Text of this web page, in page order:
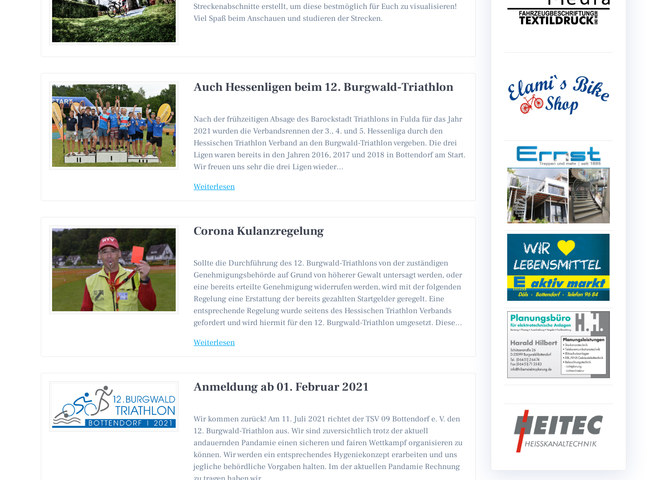
Streckenabschnitte erstellt, um diese bestmöglich für Euch zu visualisieren!
Viel Spaß beim Anschauen und studieren der Strecken.
Auch Hessenligen beim 12. Burgwald-Triathlon
Nach der frühzeitigen Absage des Barockstadt Triathlons in Fulda für das Jahr
2021 wurden die Verbandsrennen der 3., 4. und 5. Hessenliga durch den
Hessischen Triathlon Verband an den Burgwald-Triathlon vergeben. Die drei
Ligen waren bereits in den Jahren 2016, 2017 und 2018 in Bottendorf am Start.
Wir freuen uns sehr die drei Ligen wieder…
Weiterlesen
Corona Kulanzregelung
Sollte die Durchführung des 12. Burgwald-Triathlons von der zuständigen
Genehmigungsbehörde auf Grund von höherer Gewalt untersagt werden, oder
eine bereits erteilte Genehmigung widerrufen werden, wird mit der folgenden
Regelung eine Erstattung der bereits gezahlten Startgelder geregelt. Eine
entsprechende Regelung wurde seitens des Hessischen Triathlon Verbands
gefordert und wird hiermit für den 12. Burgwald-Triathlon umgesetzt. Diese…
Weiterlesen
Anmeldung ab 01. Februar 2021
Wir kommen zurück! Am 11. Juli 2021 richtet der TSV 09 Bottendorf e. V. den
12. Burgwald-Triathlon aus. Wir sind zuversichtlich trotz der aktuell
andauernden Pandamie einen sicheren und fairen Wettkampf organisieren zu
können. Wir werden ein entsprechendes Hygeniekonzept erarbeiten und uns
jegliche behördliche Vorgaben halten. Im der aktuellen Pandamie Rechnung